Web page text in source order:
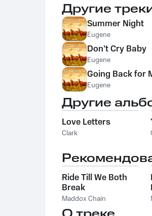
Другие
Summer Night
Eugene
Don't Cry Baby
Eugene
Going Back for
Eugene
Другие
Love Letters
Clark
Ride Till We Both
Break
Maddox Chain